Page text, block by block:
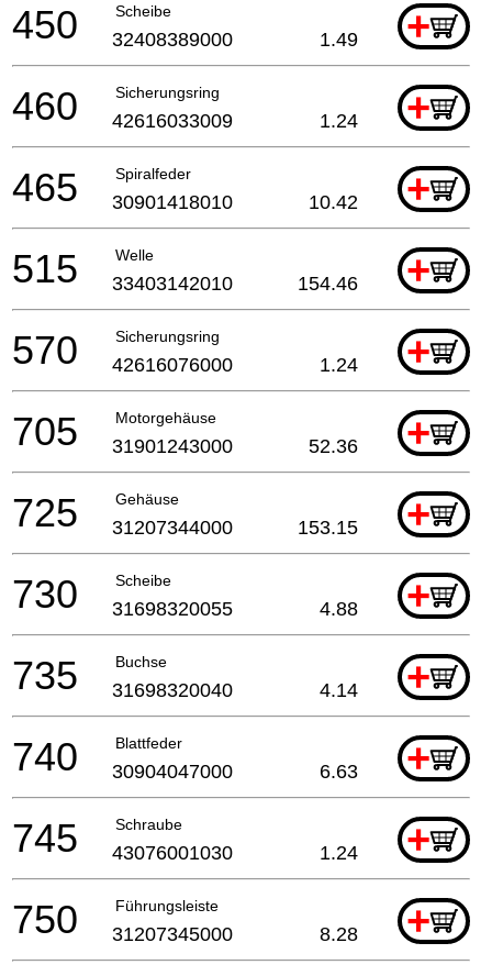
Scheibe +
450 32408389000 1.49
Sicherungsring +
460 42616033009 1.24
Spiralfeder +
465 30901418010 10.42
Welle +
515 33403142010 154.46
Sicherungsring +
570 42616076000 1.24
Motorgehäuse +
705 31901243000 52.36
Gehäuse +
725 31207344000 153.15
Scheibe +
730 31698320055 4.88
Buchse +
735 31698320040 4.14
Blattfeder +
740 30904047000 6.63
Schraube +
745 43076001030 1.24
Führungsleiste +
750 31207345000 8.28